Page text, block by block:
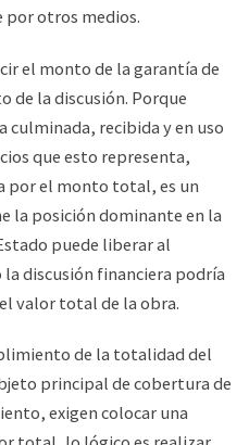
por otros medios.
el monto de la garantía de
de la discusión. Porque
culminada, recibida y en uso
que esto representa,
por el monto total, es un
la posición dominante en la
puede liberar al
discusión financiera podría
valor total de la obra.
de la totalidad del
principal de cobertura de
exigen colocar una